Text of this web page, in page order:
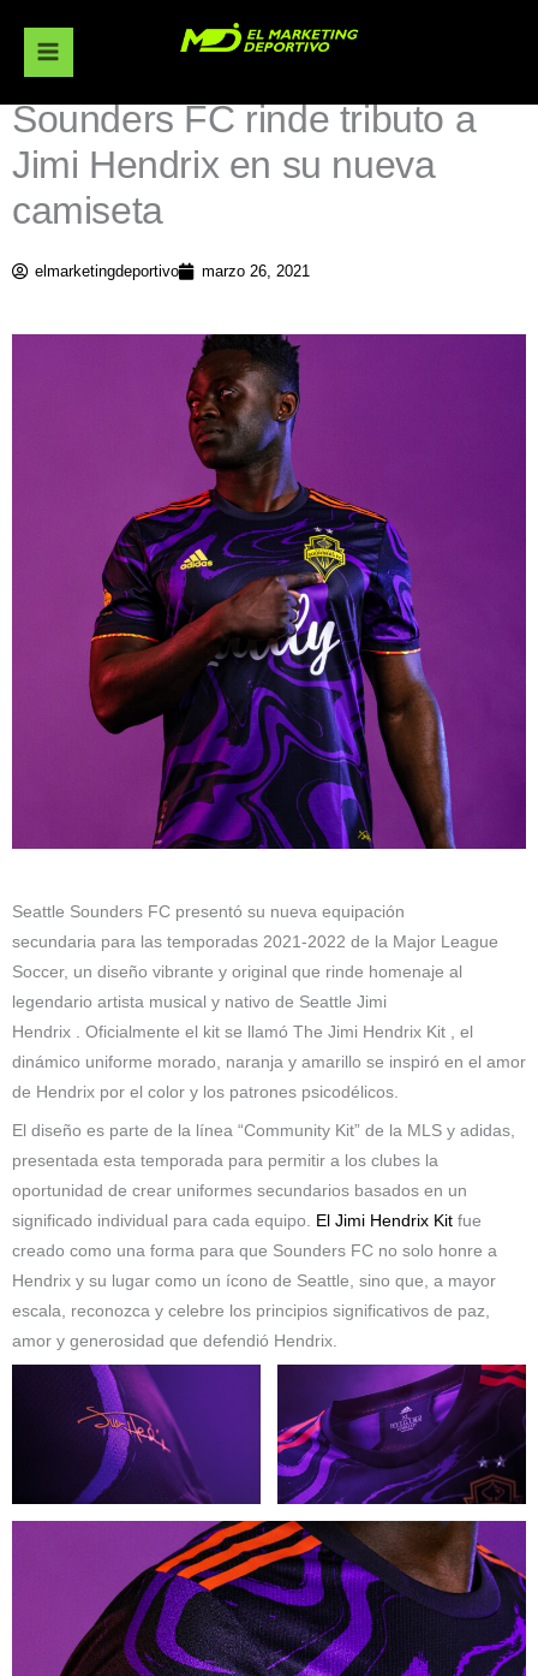
contenido
Sounders FC rinde tributo a
Jimi Hendrix en su nueva
camiseta
elmarketingdeportivo marzo 26, 2021
Seattle Sounders FC presentó su nueva equipación
secundaria para las temporadas 2021-2022 de la Major League
Soccer, un diseño vibrante y original que rinde homenaje al
legendario artista musical y nativo de Seattle Jimi
Hendrix . Oficialmente el kit se llamó The Jimi Hendrix Kit , el
dinámico uniforme morado, naranja y amarillo se inspiró en el amor
de Hendrix por el color y los patrones psicodélicos.
El diseño es parte de la línea “Community Kit” de la MLS y adidas,
presentada esta temporada para permitir a los clubes la
oportunidad de crear uniformes secundarios basados ​​en un
significado individual para cada equipo.
El Jimi Hendrix Kit fue
creado como una forma para que Sounders FC no solo honre a
Hendrix y su lugar como un ícono de Seattle, sino que, a mayor
escala, reconozca y celebre los principios significativos de paz,
amor y generosidad que defendió Hendrix.